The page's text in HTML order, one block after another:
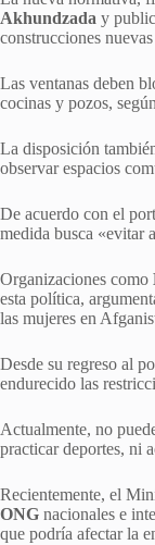
Akhundzada y
construcciones
Las ventanas deben
cocinas y pozos,
La disposición
observar espacios
De acuerdo con el
medida busca «evitar
Organizaciones como
esta política,
las mujeres en
Desde su regreso al
endurecido las
Actualmente, no
practicar deportes, ni
Recientemente, el
ONG nacionales e
que podría afectar la